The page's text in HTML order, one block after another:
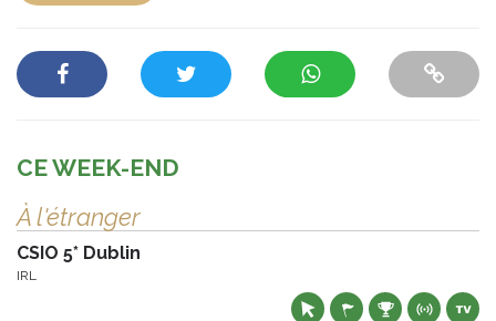
CE WEEK-END
À l'étranger
CSIO 5* Dublin
IRL